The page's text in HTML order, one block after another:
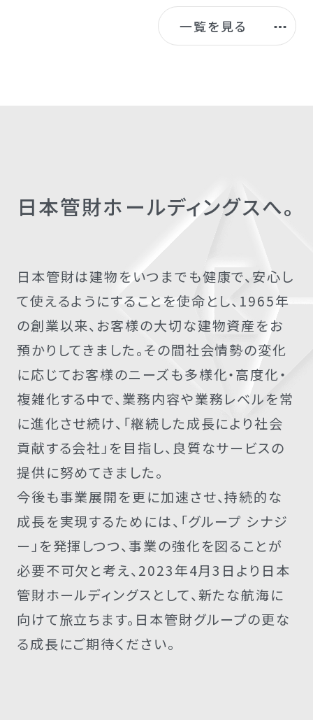
一覧を見る
日本管財ホールディングスへ。
日本管財は建物をいつまでも健康で、安心し
て使えるようにすることを使命とし、1965年
の創業以来、お客様の大切な建物資産をお
預かりしてきました。その間社会情勢の変化
に応じてお客様のニーズも多様化・高度化・
複雑化する中で、業務内容や業務レベルを常
に進化させ続け、「継続した成長により社会
貢献する会社」を目指し、良質なサービスの
提供に努めてきました。
今後も事業展開を更に加速させ、持続的な
成長を実現するためには、「グループ シナジ
ー」を発揮しつつ、事業の強化を図ることが
必要不可欠と考え、2023年4月3日より日本
管財ホールディングスとして、新たな航海に
向けて旅立ちます。日本管財グループの更な
る成長にご期待ください。